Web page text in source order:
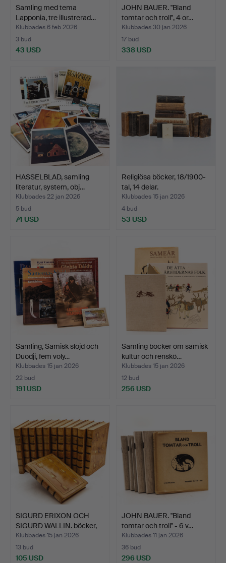
Samling med tema
Lapponia, tre illustrerad…
Klubbades 6 feb 2026
3 bud
43 USD
JOHN BAUER. "Bland
tomtar och troll", 4 or…
Klubbades 30 jan 2026
17 bud
338 USD
HASSELBLAD, samling
literatur, system, obj…
Klubbades 22 jan 2026
5 bud
74 USD
Religiösa böcker, 18/1900-
tal, 14 delar.
Klubbades 15 jan 2026
4 bud
53 USD
Samling, Samisk slöjd och
Duodji, fem voly…
Klubbades 15 jan 2026
22 bud
191 USD
Samling böcker om samisk
kultur och renskö…
Klubbades 15 jan 2026
12 bud
256 USD
SIGURD ERIXON OCH
SIGURD WALLIN. böcker,
1…
Klubbades 15 jan 2026
13 bud
105 USD
JOHN BAUER. "Bland
tomtar och troll" - 6 v…
Klubbades 11 jan 2026
36 bud
296 USD